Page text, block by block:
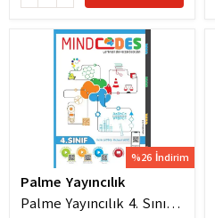
%26 İndirim
Palme Yayıncılık
Palme Yayıncılık 4. Sınıf